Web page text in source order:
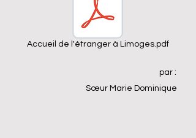
Accueil de l'étranger à Limoges.pdf
par :
Sœur Marie Dominique